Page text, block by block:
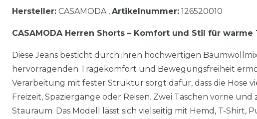
Hersteller: CASAMODA , Artikelnummer: 126520010
CASAMODA Herren Shorts – Komfort und Stil für warme
Diese Jeans besticht durch ihren hochwertigen
hervorragenden Tragekomfort und Bewegungsfreiheit
Verarbeitung mit fester Struktur sorgt dafür, dass die Hose
Freizeit, Spaziergänge oder Reisen. Zwei Taschen vorne
Stauraum. Das Modell lässt sich vielseitig mit Hemd, T-Shirt,